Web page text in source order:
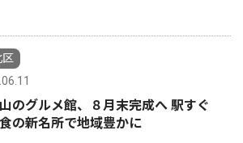
区
のグルメ館、８月末完成へ 駅すぐ
の新名所で地域豊かに